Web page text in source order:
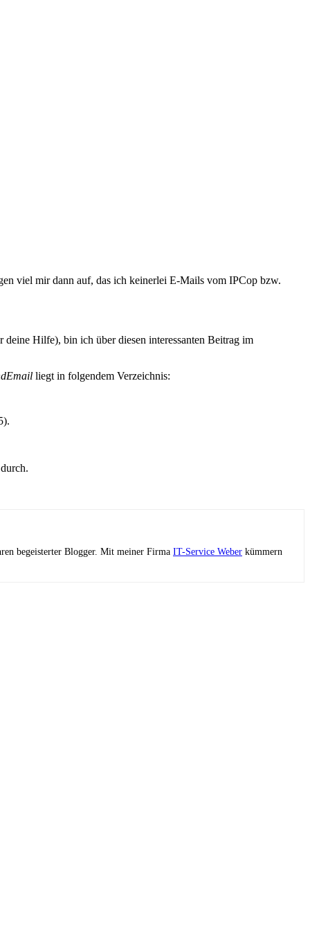
viel mir dann auf, das ich keinerlei E-Mails vom IPCop bzw.
Hilfe), bin ich über diesen interessanten Beitrag im
liegt in folgendem Verzeichnis:
begeisterter Blogger. Mit meiner Firma IT-Service Weber kümmern